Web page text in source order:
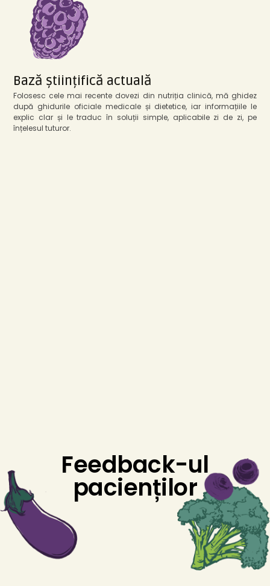
Bază științifică actuală
Folosesc cele mai recente dovezi din nutriția clinică, mă ghidez
după ghidurile oficiale medicale și dietetice, iar informațiile le
explic clar și le traduc în soluții simple, aplicabile zi de zi, pe
înțelesul tuturor.
Feedback-ul
pacienților